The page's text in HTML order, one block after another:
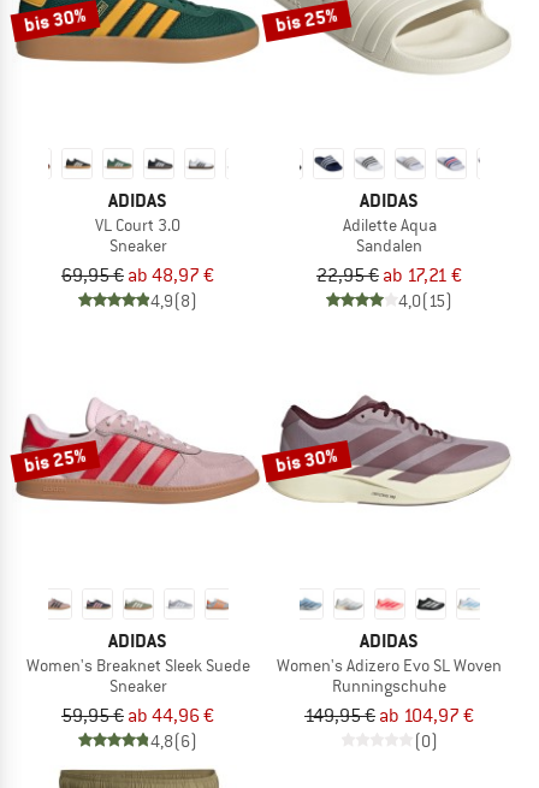
bis 30%
ADIDAS
VL Court 3.0
Sneaker
69,95 € ab 48,97 €
4,9(8)
bis 25%
ADIDAS
Adilette Aqua
Sandalen
22,95 € ab 17,21 €
4,0(15)
bis 25%
ADIDAS
Women's Breaknet Sleek Suede
Sneaker
59,95 € ab 44,96 €
4,8(6)
bis 30%
ADIDAS
Women's Adizero Evo SL Woven
Runningschuhe
149,95 € ab 104,97 €
(0)